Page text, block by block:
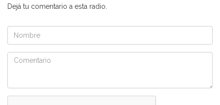
Dejá tu comentario a esta radio.